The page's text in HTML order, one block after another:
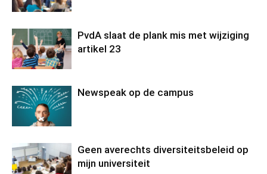
PvdA slaat de plank mis met wijziging
artikel 23
Newspeak op de campus
Geen averechts diversiteitsbeleid op
mijn universiteit